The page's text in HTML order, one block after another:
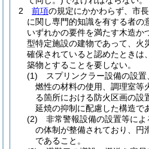
2
前項の規定にかかわらず、市
に関し専門的知識を有する者の
いずれかの要件を満たす木造か
型特定施設の建物であって、火
確保されていると認めたときは
築物とすることを要しない。
(1)
スプリンクラー設備の設
燃性の材料の使用、調理室等
る箇所における防火区画の設
延焼の抑制に配慮した構造で
(2)
非常警報設備の設置等に
の体制が整備されており、円
であること。